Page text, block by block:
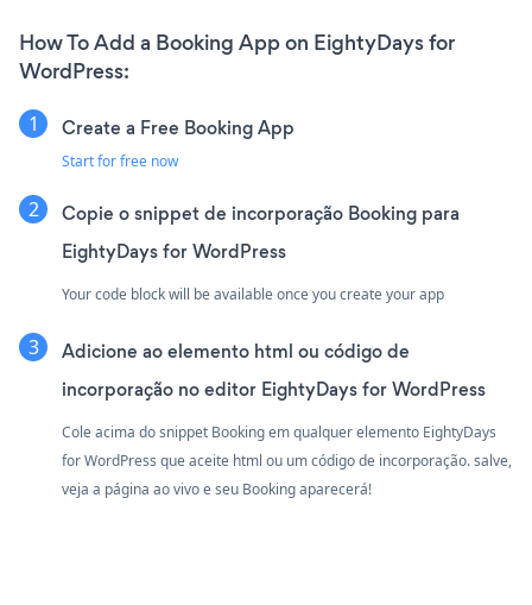
How To Add a Booking App on EightyDays for
WordPress:
Create a Free Booking App
Start for free now
Copie o snippet de incorporação Booking para
EightyDays for WordPress
Your code block will be available once you create your app
Adicione ao elemento html ou código de
incorporação no editor EightyDays for WordPress
Cole acima do snippet Booking em qualquer elemento EightyDays
for WordPress que aceite html ou um código de incorporação. salve,
veja a página ao vivo e seu Booking aparecerá!